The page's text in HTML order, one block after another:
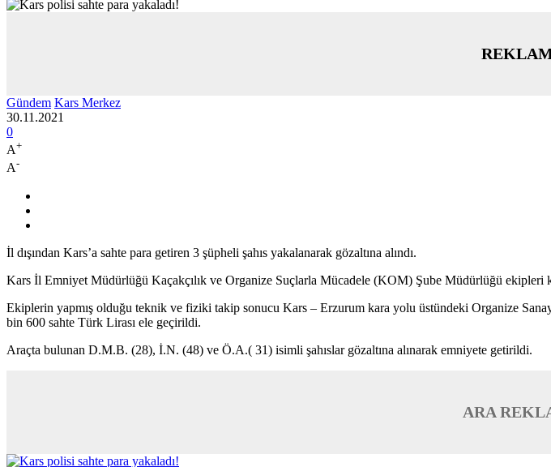
Gündem Kars Merkez
30.11.2021
0
A+
A-
İl dışından Kars’a sahte para getiren 3 şüpheli şahıs yakalanarak gözaltına alındı.
Kars İl Emniyet Müdürlüğü Kaçakçılık ve Organize Suçlarla Mücadele (KOM) Şube Müdürlüğü ekipleri
Ekiplerin yapmış olduğu teknik ve fiziki takip sonucu Kars – Erzurum kara yolu üstündeki Organize
bin 600 sahte Türk Lirası ele geçirildi.
Araçta bulunan D.M.B. (28), İ.N. (48) ve Ö.A.( 31) isimli şahıslar gözaltına alınarak emniyete getirildi.
ARA